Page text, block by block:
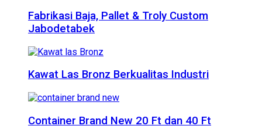
Fabrikasi Baja, Pallet & Troly Custom
Jabodetabek
Kawat Las Bronz Berkualitas Industri
Container Brand New 20 Ft dan 40 Ft